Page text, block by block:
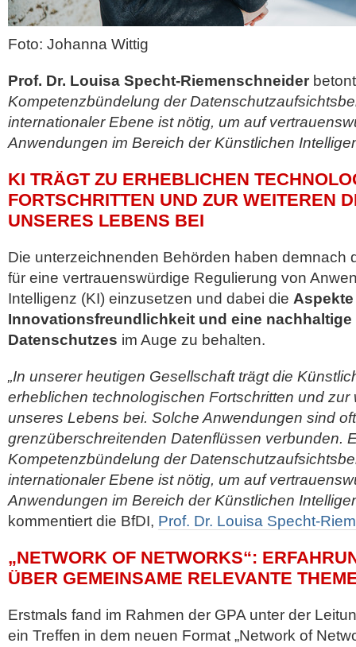
Foto: Johanna Wittig
Prof. Dr. Louisa Specht-Riemenschneider
Kompetenzbündelung der
internationaler Ebene ist nötig, um auf
Anwendungen im Bereich der Künstlichen
KI TRÄGT ZU ERHEBLICHEN
FORTSCHRITTEN UND ZUR WEITEREN
UNSERES LEBENS BEI
Die unterzeichnenden Behörden haben demnach
für eine vertrauenswürdige Regulierung von
Intelligenz (KI) einzusetzen und dabei die
Innovationsfreundlichkeit und eine
Datenschutzes im Auge zu behalten.
„In unserer heutigen Gesellschaft trägt die
erheblichen technologischen Fortschritten und zur
unseres Lebens bei. Solche Anwendungen sind
grenzüberschreitenden Datenflüssen verbunden.
Kompetenzbündelung der
internationaler Ebene ist nötig, um auf
Anwendungen im Bereich der Künstlichen
kommentiert die BfDI, Prof. Dr. Louisa Specht-
„NETWORK OF NETWORKS“:
ÜBER GEMEINSAME RELEVANTE
Erstmals fand im Rahmen der GPA unter der
ein Treffen in dem neuen Format „Network of